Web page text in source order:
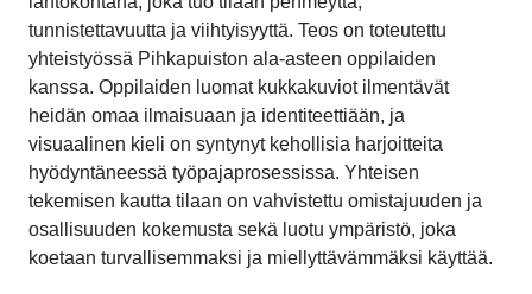
tunnistettavuutta ja viihtyisyyttä. Teos on toteutettu
yhteistyössä Pihkapuiston ala-asteen oppilaiden
kanssa. Oppilaiden luomat kukkakuviot ilmentävät
heidän omaa ilmaisuaan ja identiteettiään, ja
visuaalinen kieli on syntynyt kehollisia harjoitteita
hyödyntäneessä työpajaprosessissa. Yhteisen
tekemisen kautta tilaan on vahvistettu omistajuuden ja
osallisuuden kokemusta sekä luotu ympäristö, joka
koetaan turvallisemmaksi ja miellyttävämmäksi käyttää.